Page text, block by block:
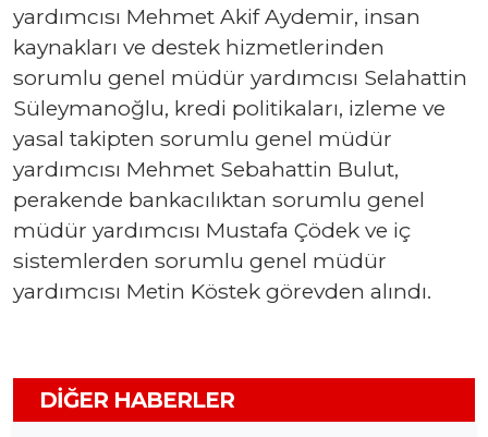
yardımcısı Mehmet Akif Aydemir, insan
kaynakları ve destek hizmetlerinden
sorumlu genel müdür yardımcısı Selahattin
Süleymanoğlu, kredi politikaları, izleme ve
yasal takipten sorumlu genel müdür
yardımcısı Mehmet Sebahattin Bulut,
perakende bankacılıktan sorumlu genel
müdür yardımcısı Mustafa Çödek ve iç
sistemlerden sorumlu genel müdür
yardımcısı Metin Köstek görevden alındı.
DIĞER HABERLER